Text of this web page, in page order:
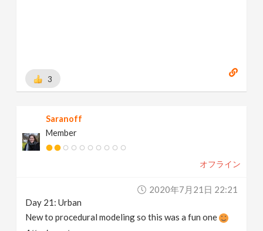
3
Saranoff
Member
オフライン
2020年7月21日 22:21
Day 21: Urban
New to procedural modeling so this was a fun one